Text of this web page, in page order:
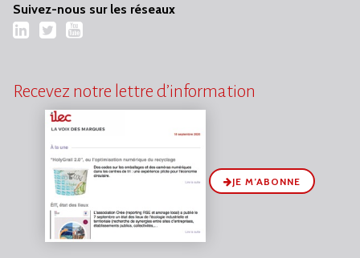
Suivez-nous sur les réseaux
LinkedIn
TwitterYouTube
Recevez notre lettre d’information
JE M’ABONNE